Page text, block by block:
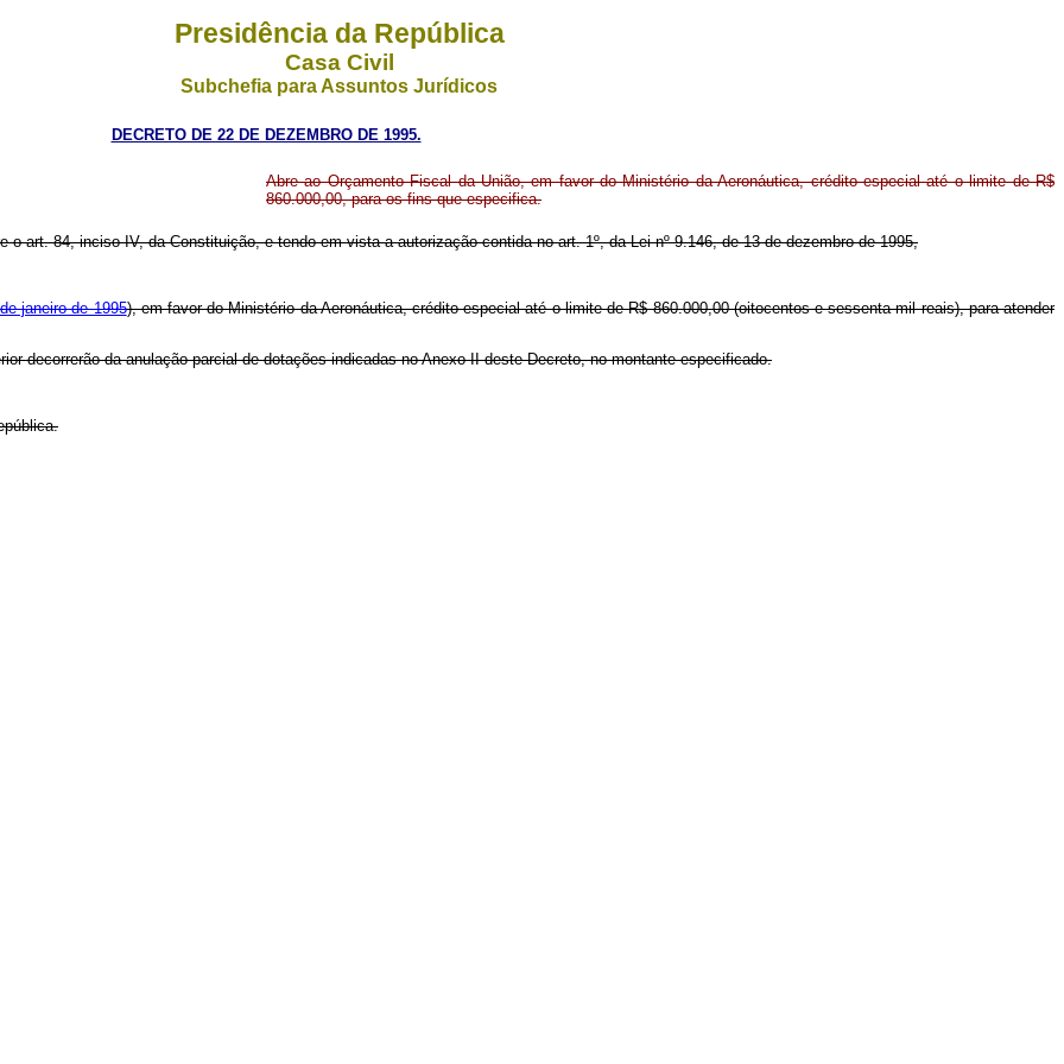
Presidência da República
Casa Civil
Subchefia para Assuntos Jurídicos
DECRETO DE 22 DE DEZEMBRO DE 1995.
Abre ao Orçamento Fiscal da União, em favor do Ministério da Aeronáutica, crédito especial até o limite de R$
860.000,00, para os fins que especifica.
o art. 84, inciso IV, da Constituição, e tendo em vista a autorização contida no art. 1º, da Lei nº 9.146, de 13 de dezembro de 1995,
janeiro de 1995), em favor do Ministério da Aeronáutica, crédito especial até o limite de R$ 860.000,00 (oitocentos e sessenta mil reais), para atender
decorrerão da anulação parcial de dotações indicadas no Anexo II deste Decreto, no montante especificado.